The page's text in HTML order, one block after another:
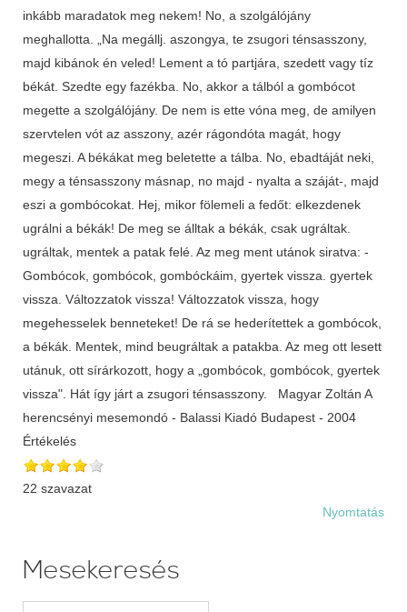
inkább maradatok meg nekem! No, a szolgálójány
meghallotta. „Na megállj. aszongya, te zsugori ténsasszony,
majd kibánok én veled! Lement a tó partjára, szedett vagy tíz
békát. Szedte egy fazékba. No, akkor a tálból a gombócot
megette a szolgálójány. De nem is ette vóna meg, de amilyen
szervtelen vót az asszony, azér rágondóta magát, hogy
megeszi. A békákat meg beletette a tálba. No, ebadtáját neki,
megy a ténsasszony másnap, no majd - nyalta a száját-, majd
eszi a gombócokat. Hej, mikor fölemeli a fedőt: elkezdenek
ugrálni a békák! De meg se álltak a békák, csak ugráltak.
ugráltak, mentek a patak felé. Az meg ment utánok siratva: -
Gombócok, gombócok, gombóckáim, gyertek vissza. gyertek
vissza. Változzatok vissza! Változzatok vissza, hogy
megehesselek benneteket! De rá se hederítettek a gombócok,
a békák. Mentek, mind beugráltak a patakba. Az meg ott lesett
utánuk, ott sírárkozott, hogy a „gombócok, gombócok, gyertek
vissza". Hát így járt a zsugori ténsasszony. Magyar Zoltán A
herencsényi mesemondó - Balassi Kiadó Budapest - 2004
Értékelés
22 szavazat
Nyomtatás
Mesekeresés